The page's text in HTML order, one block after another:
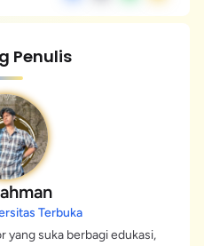
Penulis
Terbuka
yang suka berbagi edukasi,